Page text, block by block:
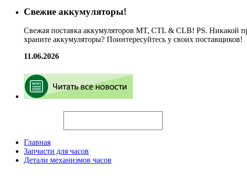
Свежие аккумуляторы!
Свежая поставка аккумуляторов MT, CTL & CLB! PS. Никакой
храните аккумуляторы? Поинтересуйтесь у своих поставщиков!
11.06.2026
Главная
Запчасти для часов
Детали механизмов часов